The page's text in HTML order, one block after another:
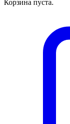
Корзина пуста.